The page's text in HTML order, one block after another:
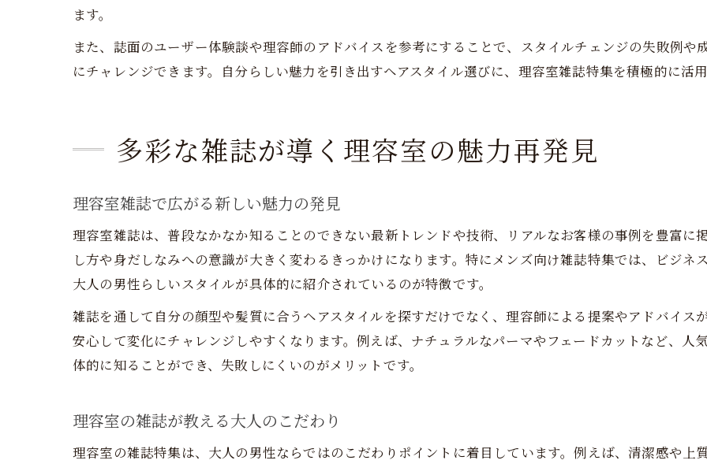
ます。
また、誌面のユーザー体験談や理容師のアドバイスを参考にすることで、スタイルチェンジの失敗例
にチャレンジできます。自分らしい魅力を引き出すヘアスタイル選びに、理容室雑誌特集を積極的に活
多彩な雑誌が導く理容室の魅力再発見
理容室雑誌で広がる新しい魅力の発見
理容室雑誌は、普段なかなか知ることのできない最新トレンドや技術、リアルなお客様の事例を豊富に
し方や身だしなみへの意識が大きく変わるきっかけになります。特にメンズ向け雑誌特集では、ビジネ
大人の男性らしいスタイルが具体的に紹介されているのが特徴です。
雑誌を通して自分の顔型や髪質に合うヘアスタイルを探すだけでなく、理容師による提案やアドバイス
安心して変化にチャレンジしやすくなります。例えば、ナチュラルなパーマやフェードカットなど、人
体的に知ることができ、失敗しにくいのがメリットです。
理容室の雑誌が教える大人のこだわり
理容室の雑誌特集は、大人の男性ならではのこだわりポイントに着目しています。例えば、清潔感や上